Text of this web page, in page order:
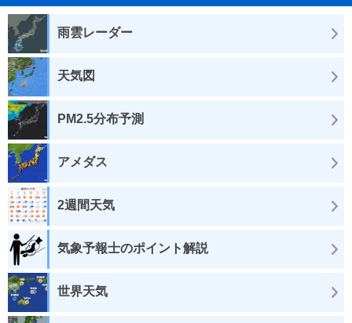
雨雲レーダー
天気図
PM2.5分布予測
アメダス
2週間天気
気象予報士のポイント解説
世界天気